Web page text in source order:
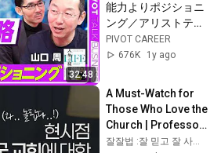
32:48
能力よりポジショニ
ング／アリストテレ
ス的人生を目指せ／
人的資本→社会資本
な30代は危険／就活
ゲームの落とし穴／
経験のインフレ／人
生の４つのステージ
PIVOT CAREER
676K
1y ago
A Must-Watch for
Those Who Love the
Church | Professor
Kim Hak-chul | Jal-잘잘법 :잘 믿고 잘 사는 법